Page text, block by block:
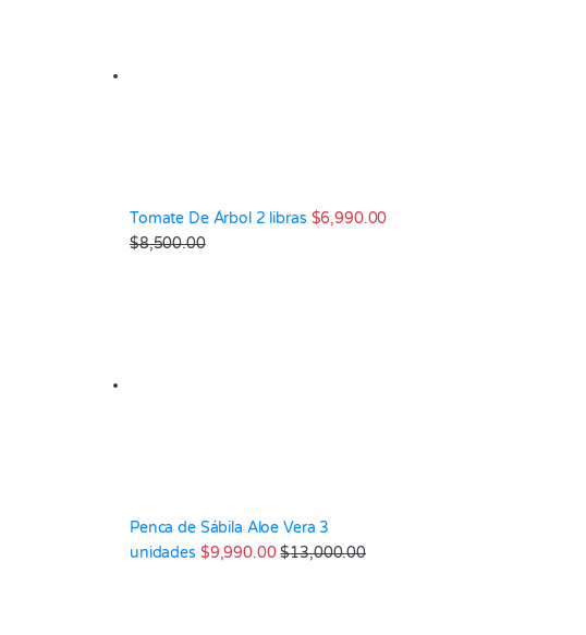
Tomate De Árbol 2 libras $6,990.00
$8,500.00
Penca de Sábila Aloe Vera 3
unidades $9,990.00 $13,000.00